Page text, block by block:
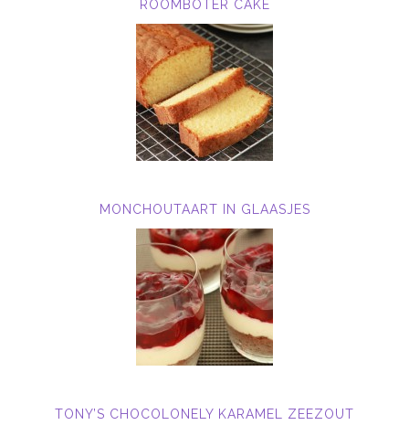
ROOMBOTER CAKE
MONCHOUTAART IN GLAASJES
TONY’S CHOCOLONELY KARAMEL ZEEZOUT